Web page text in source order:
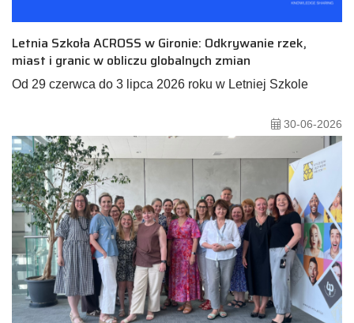
Letnia Szkoła ACROSS w Gironie: Odkrywanie rzek,
miast i granic w obliczu globalnych zmian
Od 29 czerwca do 3 lipca 2026 roku w Letniej Szkole
30-06-2026